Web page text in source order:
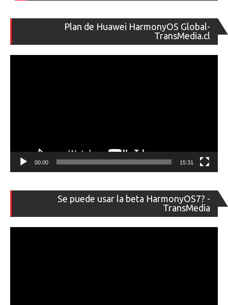
Plan de Huawei HarmonyOS Global-
TransMedia.cl
de
00:00 15:31
Se puede usar la beta HarmonyOS7? -
TransMedia
de